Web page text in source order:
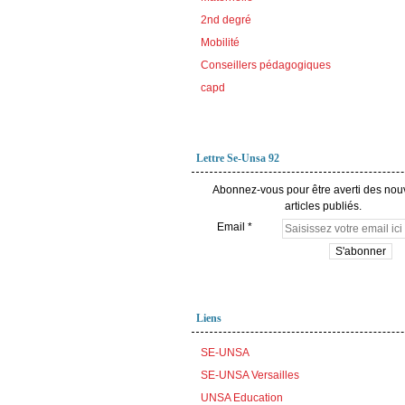
2nd degré
Mobilité
Conseillers pédagogiques
capd
Lettre Se-Unsa 92
Abonnez-vous pour être averti des
articles publiés.
Email
Liens
SE-UNSA
SE-UNSA Versailles
UNSA Education